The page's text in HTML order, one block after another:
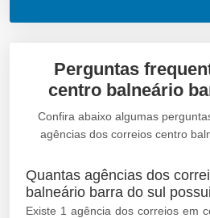
Perguntas
centro balneário
Confira abaixo algumas
agências dos correios centro
Quantas agências dos
balneário barra do sul
Existe 1 agência dos correios em